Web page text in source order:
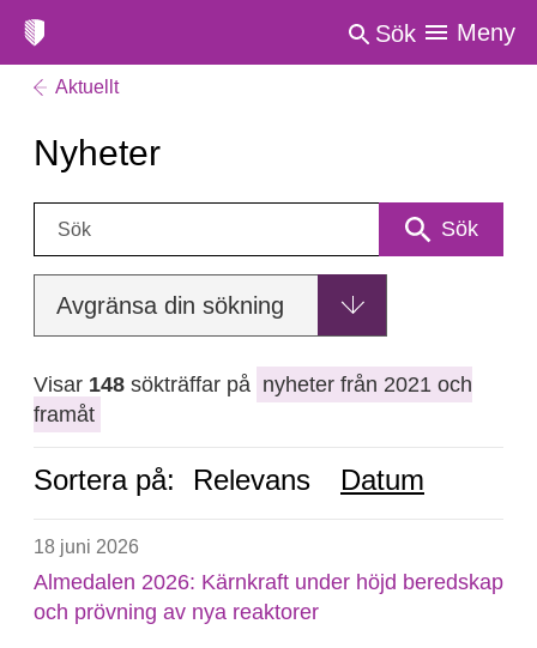
Sök Meny
Aktuellt
Nyheter
Sök: Sök
Avgränsa din sökning
Visar 148 sökträffar på nyheter från 2021 och
framåt
Sortera på: Relevans Datum
18 juni 2026
Almedalen 2026: Kärnkraft under höjd beredskap
och prövning av nya reaktorer